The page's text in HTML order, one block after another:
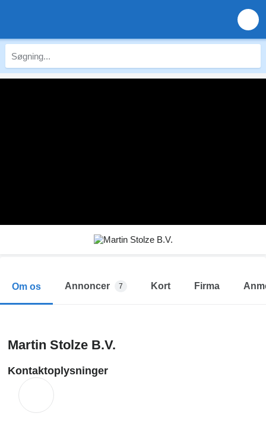
Om os Annoncer 7 Kort Firma
Martin Stolze B.V.
Kontaktoplysninger